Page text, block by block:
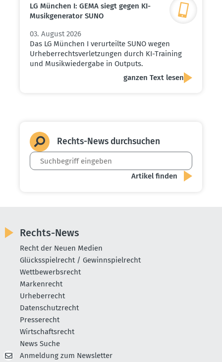
LG München I: GEMA siegt gegen KI-
Musik­ge­ne­rator SUNO
03. August 2026
Das LG München I verurteilte SUNO wegen
Urheberrechtsverletzungen durch KI-Training
und Musikwiedergabe in Outputs.
ganzen Text lesen
Rechts-News durch­suchen
Rechts-News
Recht der Neuen Medien
Glücksspielrecht / Gewinnspielrecht
Wettbewerbsrecht
Markenrecht
Urheberrecht
Datenschutzrecht
Presserecht
Wirtschaftsrecht
News Suche
Anmeldung zum Newsletter